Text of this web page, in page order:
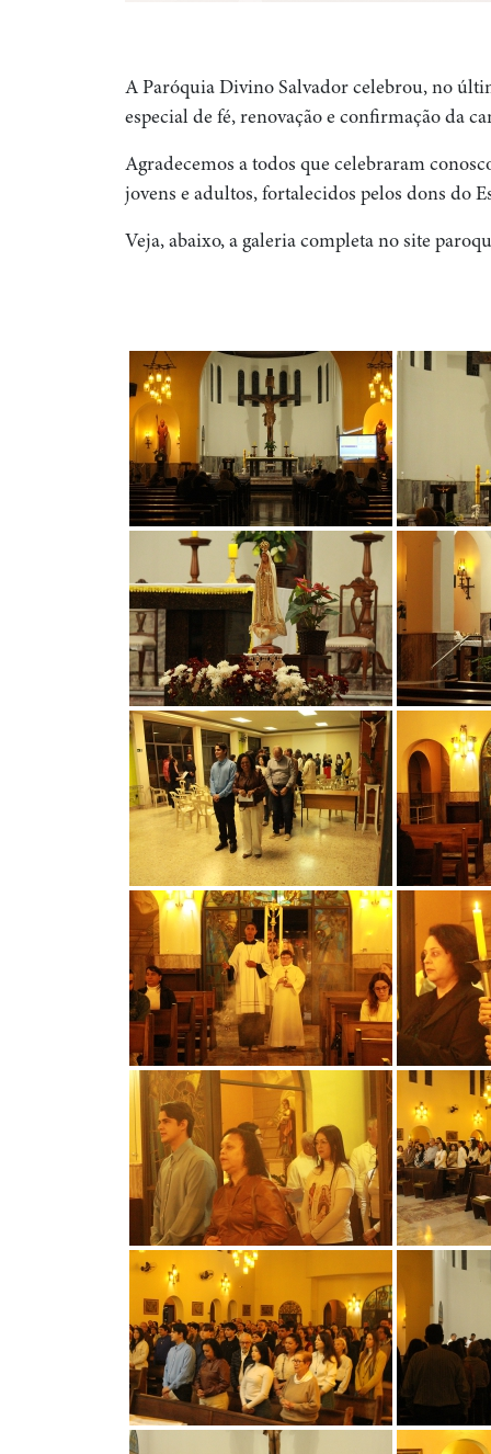
A Paróquia Divino Salvador celebrou, no
especial de fé, renovação e confirmação da
Agradecemos a todos que celebraram
jovens e adultos, fortalecidos pelos dons do
Veja, abaixo, a galeria completa no site